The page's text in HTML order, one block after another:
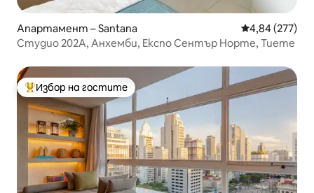
Апартамент – Santana Средна
4,84 (277)
Студио 202А, Анхемби, Експо Сентър Норте, Тиете
Най-популярен избор на гостите
Избор на гостите